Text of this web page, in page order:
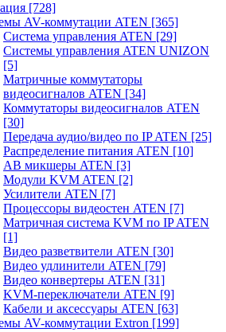
[728]
AV-коммутации ATEN [365]
Система управления ATEN [29]
Системы управления ATEN UNIZON
[5]
Матричные коммутаторы
видеосигналов ATEN [34]
Коммутаторы видеосигналов ATEN
[30]
Передача аудио/видео по IP ATEN [25]
Распределение питания ATEN [10]
АВ микшеры ATEN [3]
Модули KVM ATEN [2]
Усилители ATEN [7]
Процессоры видеостен ATEN [7]
Матричная система KVM по IP ATEN
[1]
Видео разветвители ATEN [30]
Видео удлинители ATEN [79]
Видео конвертеры ATEN [31]
KVM-переключатели ATEN [9]
Кабели и аксессуары ATEN [63]
AV-коммутации Extron [199]